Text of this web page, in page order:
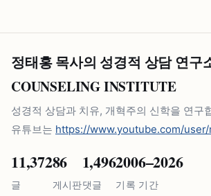
정태홍 목사의 성경적 상담 연구
COUNSELING INSTITUTE
성경적 상담과 치유, 개혁주의 신학을 연구
유튜브는 https://www.youtube.com/
11,372
글
86
게시판
1,496
댓글
2006–2026
기록 기간